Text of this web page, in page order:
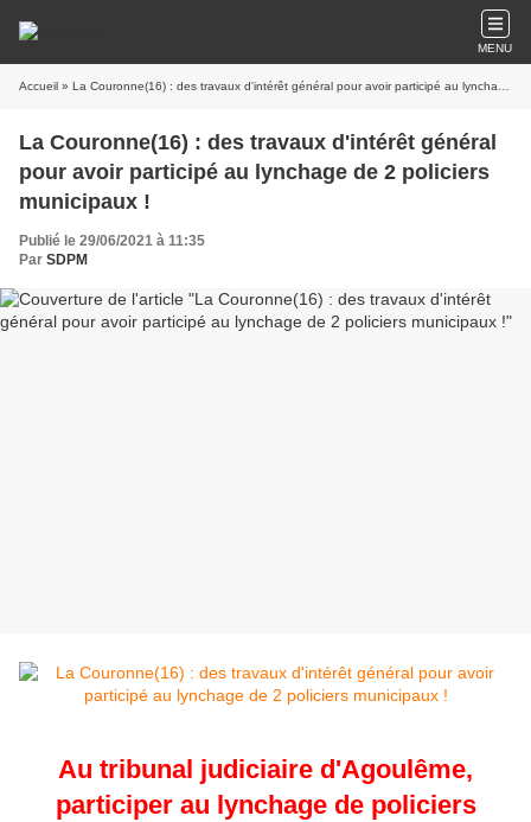
MENU
Accueil » La Couronne(16) : des travaux d'intérêt général pour avoir participé au lynchage de 2 policiers municipaux !
La Couronne(16) : des travaux d'intérêt général
pour avoir participé au lynchage de 2 policiers
municipaux !
Publié le 29/06/2021 à 11:35
Par SDPM
Au tribunal judiciaire d'Agoulême,
participer au lynchage de policiers